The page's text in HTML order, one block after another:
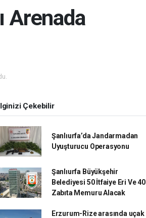
Arenada
Çekebilir
Şanlıurfa’da Jandarmadan
Uyuşturucu Operasyonu
Şanlıurfa Büyükşehir
Belediyesi 50 İtfaiye Eri Ve 40
Zabıta Memuru Alacak
Erzurum-Rize arasında uçak